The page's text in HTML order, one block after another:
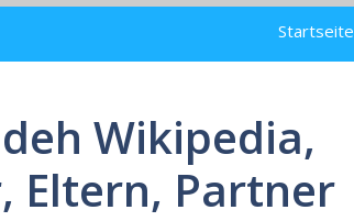
Startseite
Wikipedia,
Eltern, Partner